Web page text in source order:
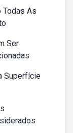
Todas As
Ser
Superfície